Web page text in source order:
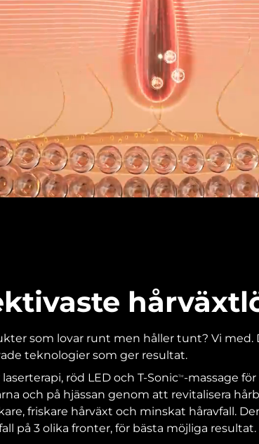
som lovar runt men håller tunt? Vi med.
teknologier som ger resultat.
röd LED och T-SonicTM -massage
och på hjässan genom att revitalisera
friskare hårväxt och minskat håravfall.
på 3 olika fronter, för bästa möjliga resultat.